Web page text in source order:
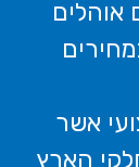
אוהלים
אשר
הארץ